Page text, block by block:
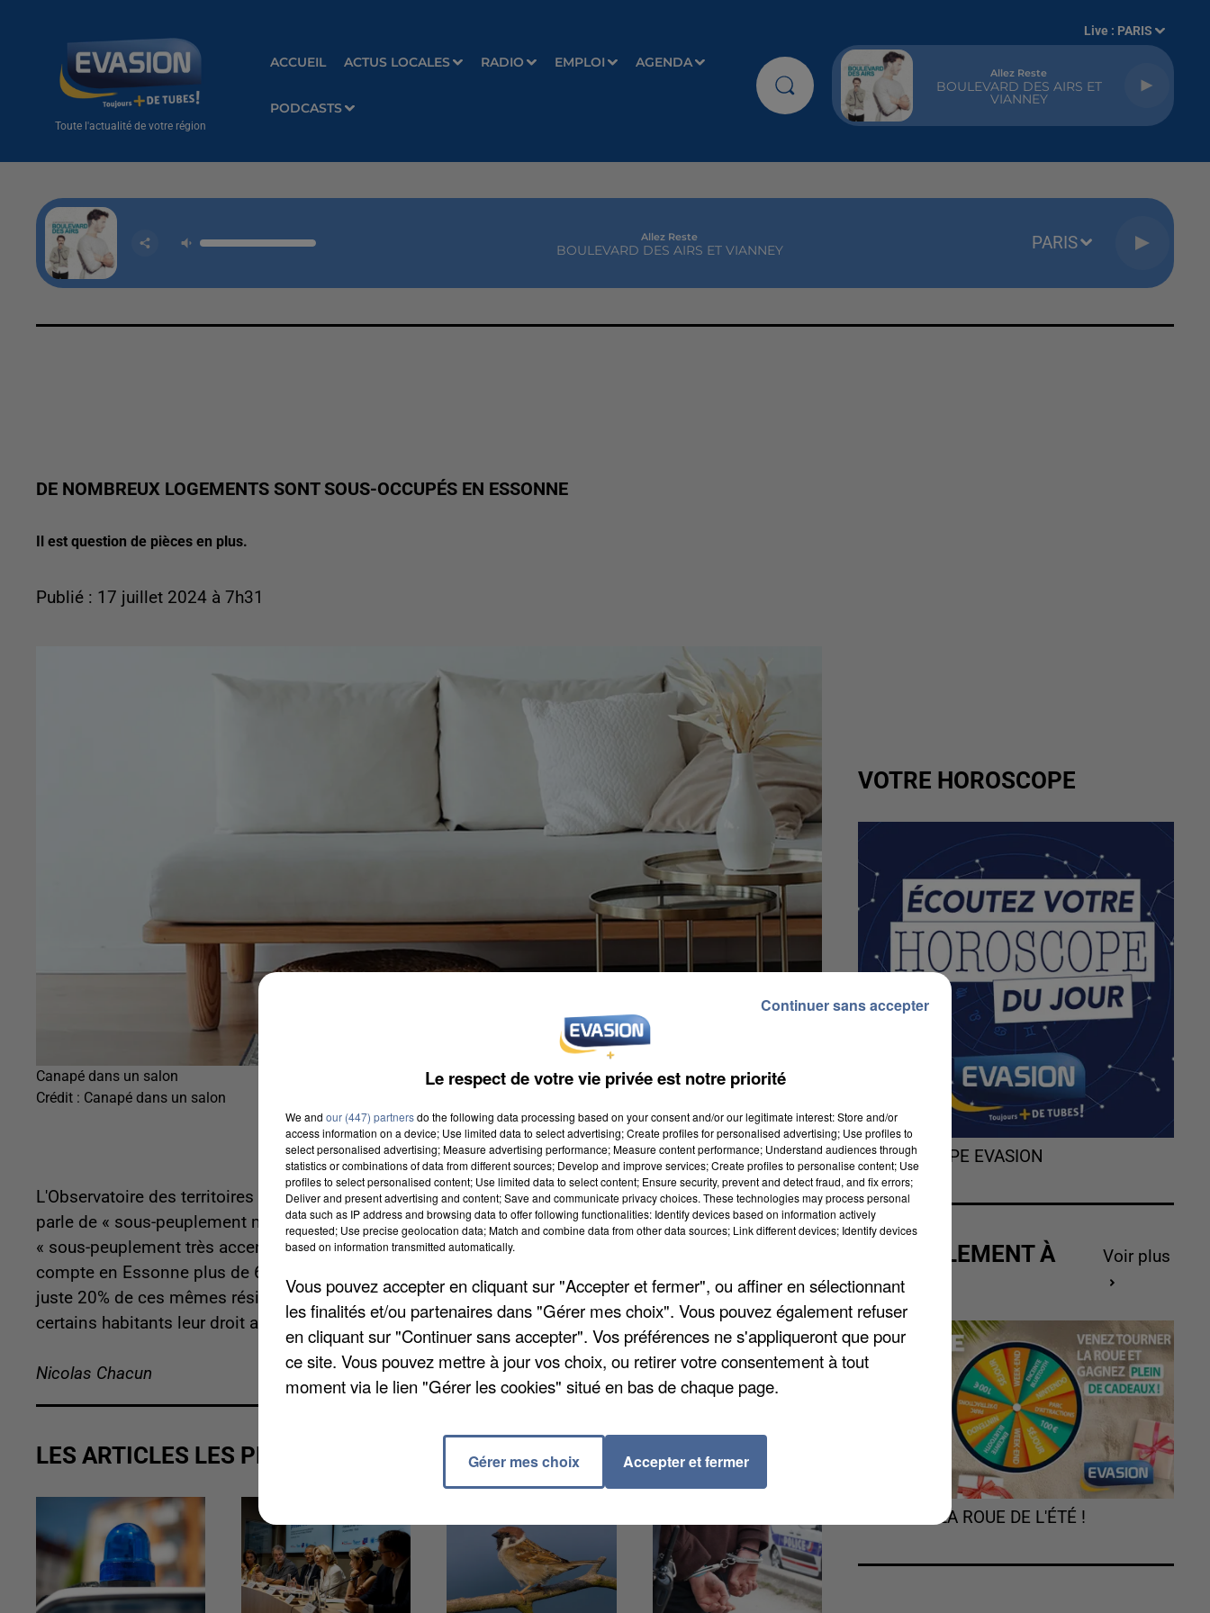
Toute l'actualité de votre région
ACCUEIL ACTUS LOCALES RADIO EMPLOI AGENDA
PODCASTS
Live : PARIS
Allez Reste
BOULEVARD DES AIRS ET
VIANNEY
Allez Reste
BOULEVARD DES AIRS ET VIANNEY PARIS
DE NOMBREUX LOGEMENTS SONT SOUS-OCCUPÉS EN ESSONNE
Il est question de pièces en plus.
Publié : 17 juillet 2024 à 7h31
Canapé dans un salon
Crédit : Canapé dans un salon
L'Observatoire des territoires a utilisé des données de l'Insee pour faire un point sur la situation. On
parle de « sous-peuplement modéré » si le logement compte une pièce de plus que la norme, et de
« sous-peuplement très accentué » s'il compte au moins trois pièces de plus. Dans le détail, on
compte en Essonne plus de 61% des résidences principales qui sont sous-occupées. Par ailleurs, tout
juste 20% de ces mêmes résidences sont en sous-occupation très accentuée. Cela peut faire perdre à
certains habitants leur droit au maintien dans un HLM.
Nicolas Chacun
LES ARTICLES LES PLUS VUS
VOTRE HOROSCOPE
L'HOROSCOPE EVASION
ACTUELLEMENT À
GAGNER
Voir plus
TOURNEZ LA ROUE DE L'ÉTÉ !
Le respect de votre vie privée est notre priorité
We and our (447) partnersdo the following data processing based on your consent and/or our legitimate interest: Store and/or
access information on a device; Use limited data to select advertising; Create profiles for personalised advertising; Use profiles to
select personalised advertising; Measure advertising performance; Measure content performance; Understand audiences through
statistics or combinations of data from different sources; Develop and improve services; Create profiles to personalise content; Use
profiles to select personalised content; Use limited data to select content; Ensure security, prevent and detect fraud, and fix errors;
Deliver and present advertising and content; Save and communicate privacy choices. These technologies may process personal
data such as IP address and browsing data to offer following functionalities: Identify devices based on information actively
requested; Use precise geolocation data; Match and combine data from other data sources; Link different devices; Identify devices
based on information transmitted automatically.
Vous pouvez accepter en cliquant sur "Accepter et fermer", ou affiner en sélectionnant
les finalités et/ou partenaires dans "Gérer mes choix". Vous pouvez également refuser
en cliquant sur "Continuer sans accepter". Vos préférences ne s'appliqueront que pour
ce site. Vous pouvez mettre à jour vos choix, ou retirer votre consentement à tout
moment via le lien "Gérer les cookies" situé en bas de chaque page.
Gérer mes choix Accepter et fermer
Continuer sans accepter